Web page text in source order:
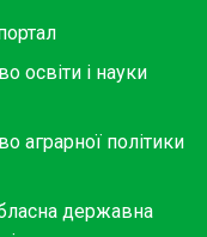
освіти і науки
аграрної політики
державна